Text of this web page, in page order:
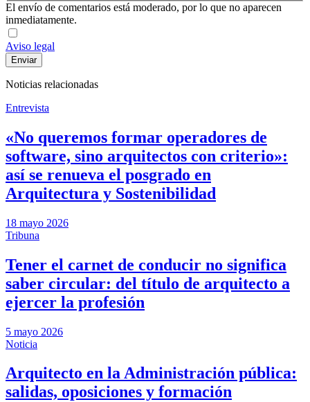
El envío de comentarios está moderado, por lo que no aparecen
inmediatamente.
Aviso legal
Noticias relacionadas
Entrevista
«No queremos formar operadores de
software, sino arquitectos con criterio»:
así se renueva el posgrado en
Arquitectura y Sostenibilidad
18 mayo 2026
Tribuna
Tener el carnet de conducir no significa
saber circular: del título de arquitecto a
ejercer la profesión
5 mayo 2026
Noticia
Arquitecto en la Administración pública:
salidas, oposiciones y formación